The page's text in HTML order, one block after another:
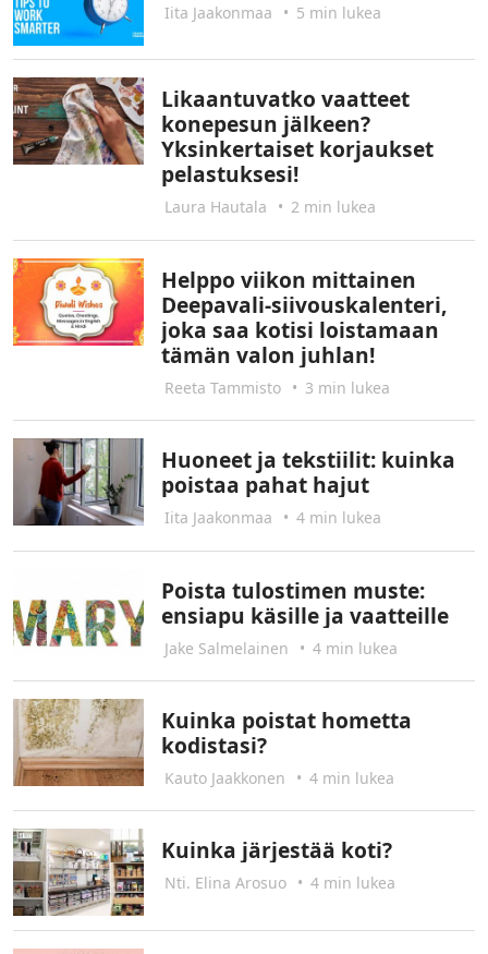
Iita Jaakonmaa • 5 min lukea
Likaantuvatko vaatteet
konepesun jälkeen?
Yksinkertaiset korjaukset
pelastuksesi!
Laura Hautala • 2 min lukea
Helppo viikon mittainen
Deepavali-siivouskalenteri,
joka saa kotisi loistamaan
tämän valon juhlan!
Reeta Tammisto • 3 min lukea
Huoneet ja tekstiilit: kuinka
poistaa pahat hajut
Iita Jaakonmaa • 4 min lukea
Poista tulostimen muste:
ensiapu käsille ja vaatteille
Jake Salmelainen • 4 min lukea
Kuinka poistat hometta
kodistasi?
Kauto Jaakkonen • 4 min lukea
Kuinka järjestää koti?
Nti. Elina Arosuo • 4 min lukea